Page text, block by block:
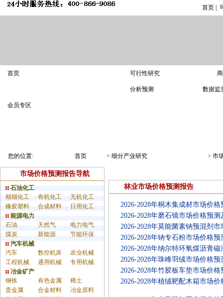
首页
首页 可行性研究
分析预测 数据监
会员专区
您的位置: 首页 > 细分产业研究 > 市
市场价格预测报告导航
石油化工
精细化工
有机化工
无机化工
橡胶塑料
合成材料
日用化工
能源电力
石油
天然气
电力电气
煤炭
新能源
节能环保
汽车机械
汽车
数控机床
农业机械
工程机械
通用机械
专用机械
冶金矿产
钢铁
有色金属
稀土
贵金属
合金材料
冶金原料
林业市场价格预测报告
2026-2028年桐木集成材市场价
2026-2028年磨石镜市场价格预
2026-2028年莫能菌素钠预混剂
2026-2028年钠专石粉市场价格
2026-2028年纳尔特环氧煤沥青
告
2026-2028年珠峰羽绒市场价格
2026-2028年竹胶板车垫市场价
2026-2028年植绒靶配木箱市场